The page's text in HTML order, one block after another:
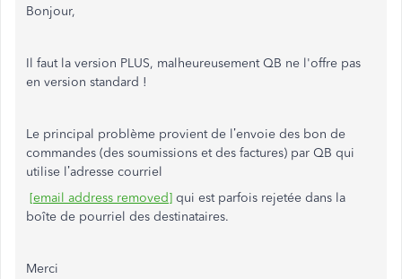
Bonjour,
Il faut la version PLUS, malheureusement QB ne l'offre pas
en version standard !
Le principal problème provient de l’envoie des bon de
commandes (des soumissions et des factures) par QB qui
utilise l’adresse courriel
[email address removed] qui est parfois rejetée dans la
boîte de pourriel des destinataires.
Merci